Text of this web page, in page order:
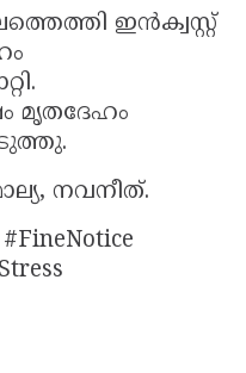
ഇൻക്വസ്റ്റ്
മൃതദേഹം
നവനീത്.